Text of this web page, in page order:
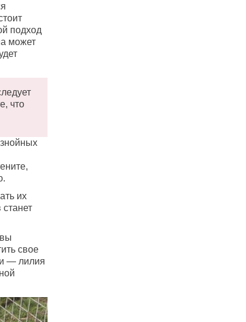
подход
может
что
их
свое
— лилия